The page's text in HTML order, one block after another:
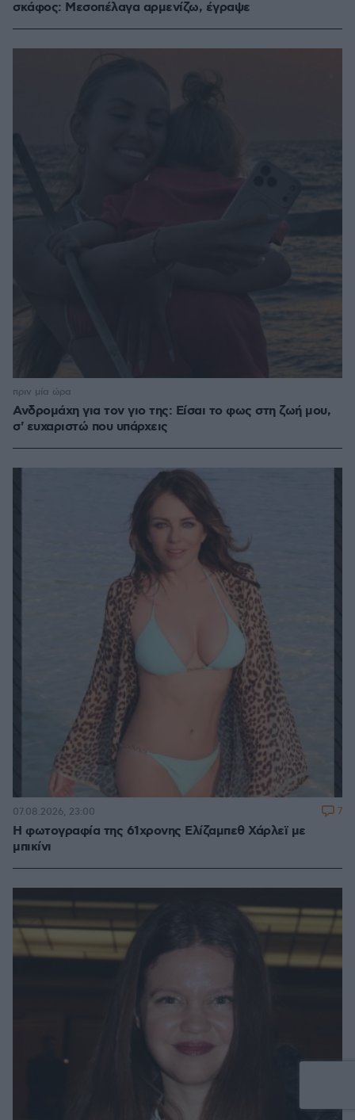
σκάφος: Μεσοπέλαγα αρμενίζω, έγραψε
Ανδρομάχη για τον γιο της: Είσαι το φως στη ζωή μου,
σ' ευχαριστώ που υπάρχεις
πριν μία ώρα
Η φωτογραφία της 61χρονης Ελίζαμπεθ Χάρλεϊ με
μπικίνι
07.08.2026, 23:00 7